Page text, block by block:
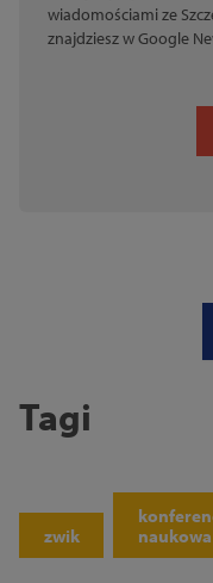
wiadomościami ze
znajdziesz w Google
Tagi
zwik
naukowa